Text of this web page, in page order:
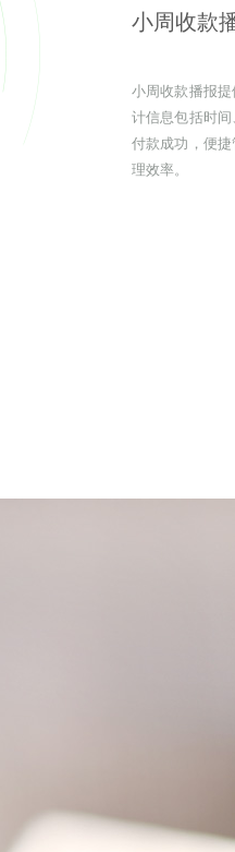
小周收款
小周收款播报
计信息包括时
付款成功，便
理效率。